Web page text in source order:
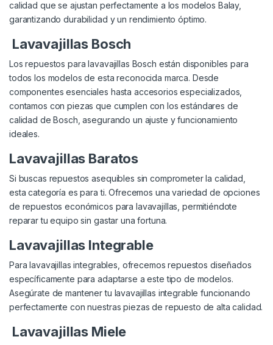
calidad que se ajustan perfectamente a los modelos Balay,
garantizando durabilidad y un rendimiento óptimo.
Lavavajillas Bosch
Los repuestos para lavavajillas Bosch están disponibles para
todos los modelos de esta reconocida marca. Desde
componentes esenciales hasta accesorios especializados,
contamos con piezas que cumplen con los estándares de
calidad de Bosch, asegurando un ajuste y funcionamiento
ideales.
Lavavajillas Baratos
Si buscas repuestos asequibles sin comprometer la calidad,
esta categoría es para ti. Ofrecemos una variedad de opciones
de repuestos económicos para lavavajillas, permitiéndote
reparar tu equipo sin gastar una fortuna.
Lavavajillas Integrable
Para lavavajillas integrables, ofrecemos repuestos diseñados
específicamente para adaptarse a este tipo de modelos.
Asegúrate de mantener tu lavavajillas integrable funcionando
perfectamente con nuestras piezas de repuesto de alta calidad.
Lavavajillas Miele